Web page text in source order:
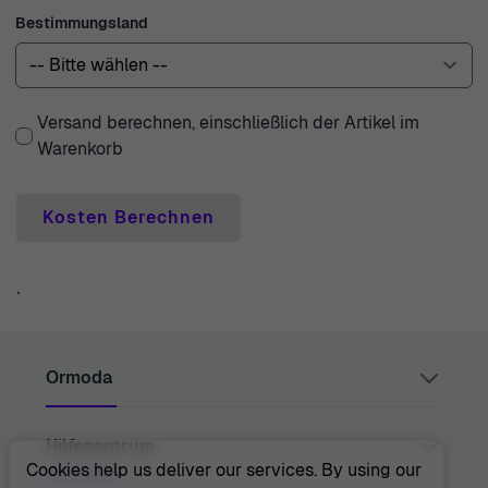
erwerben.
Bestimmungsland
Versand berechnen, einschließlich der Artikel im
Warenkorb
Kosten Berechnen
`
Ormoda
Juul Grietensstraat 9/11, 2140 Antwerp, Belgium
support@ormoda.com
Hilfezentrum
Cookies help us deliver our services. By using our